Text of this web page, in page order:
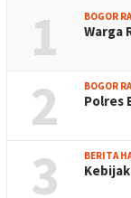
1 BOGOR
Warga
2 BOGOR
Polres
3 BERITA